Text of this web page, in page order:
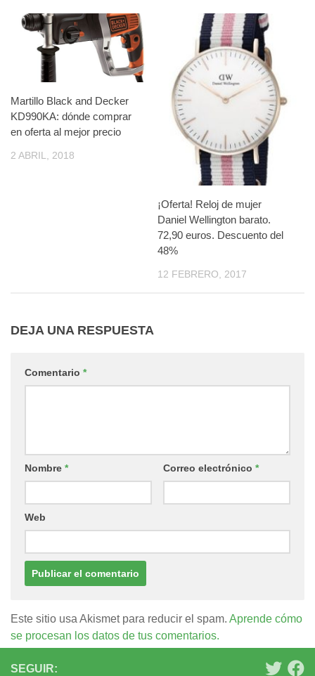
Martillo Black and Decker
KD990KA: dónde comprar
en oferta al mejor precio
2 ABRIL, 2018
¡Oferta! Reloj de mujer
Daniel Wellington barato.
72,90 euros. Descuento del
48%
12 FEBRERO, 2017
DEJA UNA RESPUESTA
Comentario *
Nombre * Correo electrónico *
Web
Este sitio usa Akismet para reducir el spam. Aprende cómo
se procesan los datos de tus comentarios.
SEGUIR: